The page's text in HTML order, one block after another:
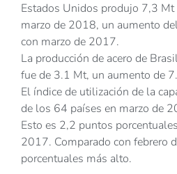
Estados Unidos produjo 7,3 Mt
marzo de 2018, un aumento
con marzo de 2017.
La producción de acero de
fue de 3.1 Mt, un aumento de
El índice de utilización de la
de los 64 países en marzo de
Esto es 2,2 puntos
2017. Comparado con febrero
porcentuales más alto.